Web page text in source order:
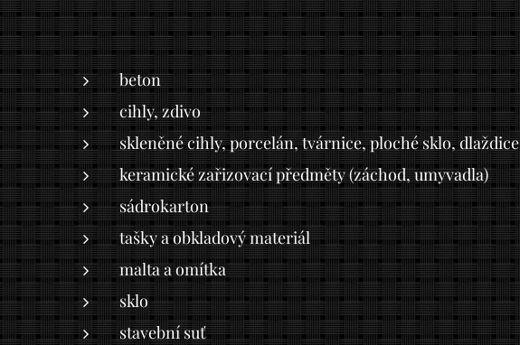
beton
cihly, zdivo
skleněné cihly, porcelán, tvárnice, ploché sklo, dlaždice
keramické zařizovací předměty (záchod, umyvadla)
sádrokarton
tašky a obkladový materiál
malta a omítka
sklo
stavební suť